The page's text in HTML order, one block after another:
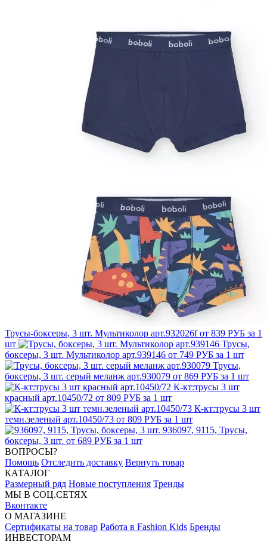
Трусы-боксеры, 3 шт. Мультиколор арт.932026f от 839 РУБ за 1
шт
Трусы,
боксеры, 3 шт. Мультиколор арт.939146 от 749 РУБ за 1 шт
Трусы,
боксеры, 3 шт. серый меланж арт.930079 от 869 РУБ за 1 шт
К-кт:трусы 3 шт
красный арт.10450/72 от 809 РУБ за 1 шт
К-кт:трусы 3 шт
темн.зеленый арт.10450/73 от 809 РУБ за 1 шт
936097, 9115, Трусы,
боксеры, 3 шт. от 689 РУБ за 1 шт
ВОПРОСЫ?
Помощь Отследить доставку Вернуть товар
КАТАЛОГ
Размерный ряд Новые поступления Тренды
МЫ В СОЦ.СЕТЯХ
Вконтакте
О МАГАЗИНЕ
Сертификаты на товар Работа в Fashion Kids Бренды
ИНВЕСТОРАМ